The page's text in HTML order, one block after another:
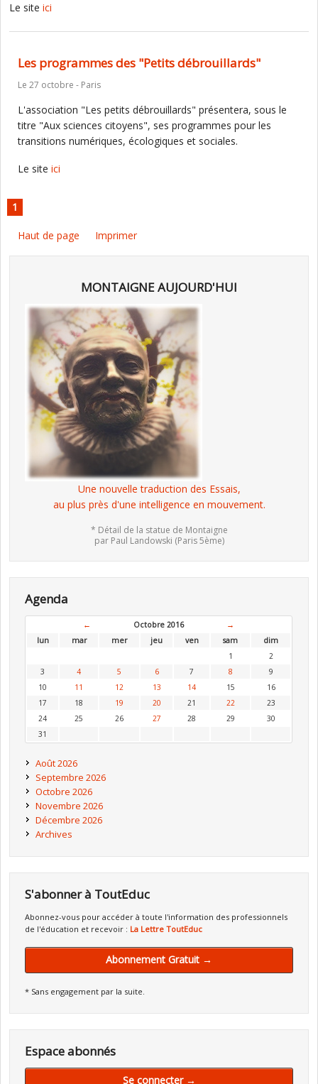
Le site ici
Les programmes des "Petits débrouillards"
Le 27 octobre - Paris
L'association "Les petits débrouillards" présentera, sous le
titre "Aux sciences citoyens", ses programmes pour les
transitions numériques, écologiques et sociales.
Le site ici
1
Haut de page Imprimer
MONTAIGNE AUJOURD'HUI
Une nouvelle traduction des Essais,
au plus près d'une intelligence en mouvement.
* Détail de la statue de Montaigne
par Paul Landowski (Paris 5ème)
Agenda
← Octobre 2016
→
lun
mar mer jeu ven sam
dim
1
2
3
4 5 6 7 8
9
10
11 12 13 14 15
16
17
18 19 20 21 22
23
24
25 26 27 28 29
30
31
Août 2026
Septembre 2026
Octobre 2026
Novembre 2026
Décembre 2026
Archives
S'abonner à ToutEduc
Abonnez-vous pour accéder à toute l'information des professionnels
de l'éducation et recevoir : La Lettre ToutEduc
Abonnement Gratuit →
* Sans engagement par la suite.
Espace abonnés
Se connecter →